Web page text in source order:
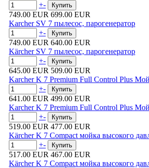
+-
749.00 EUR 699.00 EUR
Karcher SV 7 пылесос, парогенератор
+-
749.00 EUR 640.00 EUR
Kärcher SV 7 пылесос, парогенератор
+-
645.00 EUR 509.00 EUR
Karcher K 7 Premium Full Control Plus
+-
641.00 EUR 499.00 EUR
Karcher K 7 Premium Full Control Plus
+-
519.00 EUR 477.00 EUR
Kärcher K 7 Compact мойка высокого
+-
517.00 EUR 467.00 EUR
Kärcher K 7 Compact мойка высокого